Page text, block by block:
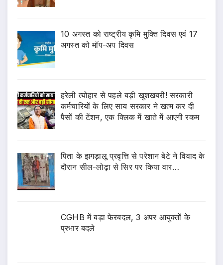
10 अगस्त को राष्ट्रीय कृमि मुक्ति दिवस एवं 17
अगस्त को मॉप-अप दिवस
हरेली त्योहार से पहले बड़ी खुशखबरी! सरकारी
कर्मचारियों के लिए साय सरकार ने खत्म कर दी
पैसों की टेंशन, एक क्लिक में खाते में आएगी रकम
पिता के झगड़ालू प्रवृत्ति से परेशान बेटे ने विवाद के
दौरान सील-लोढ़ा से सिर पर किया वार…
CGHB में बड़ा फेरबदल, 3 अपर आयुक्तों के
प्रभार बदले